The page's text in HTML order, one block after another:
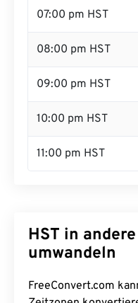
07:00 pm HST
08:00 pm HST
09:00 pm HST
10:00 pm HST
11:00 pm HST
HST in
umwandeln
FreeConvert.com